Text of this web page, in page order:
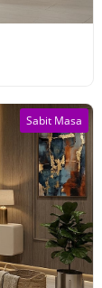
Sabit Masa